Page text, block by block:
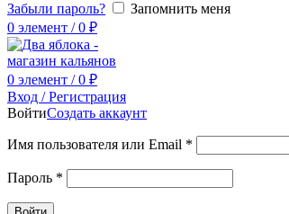
Забыли пароль?
Запомнить меня
0 элемент / 0 ₽
0 элемент / 0 ₽
Вход / Регистрация
ВойтиСоздать аккаунт
Имя пользователя или Email *
Пароль *